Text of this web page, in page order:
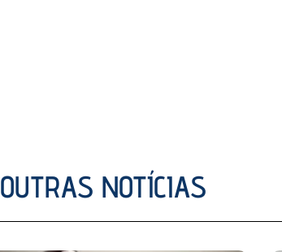
OUTRAS NOTÍCIAS